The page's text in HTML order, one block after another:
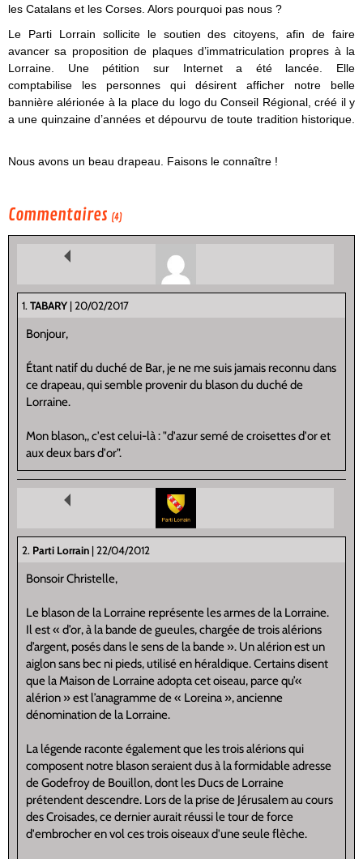
les Catalans et les Corses. Alors pourquoi pas nous ?
Le Parti Lorrain sollicite le soutien des citoyens, afin de faire
avancer sa proposition de plaques d’immatriculation propres à la
Lorraine. Une pétition sur Internet a été lancée. Elle
comptabilise les personnes qui désirent afficher notre belle
bannière alérionée à la place du logo du Conseil Régional, créé il y
a une quinzaine d’années et dépourvu de toute tradition historique.
Nous avons un beau drapeau. Faisons le connaître !
Commentaires (4)
1.TABARY | 20/02/2017
Bonjour,
Étant natif du duché de Bar, je ne me suis jamais reconnu dans
ce drapeau, qui semble provenir du blason du duché de
Lorraine.
Mon blason,, c'est celui-là : "d'azur semé de croisettes d'or et
aux deux bars d'or".
2. Parti Lorrain | 22/04/2012
Bonsoir Christelle,
Le blason de la Lorraine représente les armes de la Lorraine.
Il est « d’or, à la bande de gueules, chargée de trois alérions
d’argent, posés dans le sens de la bande ». Un alérion est un
aiglon sans bec ni pieds, utilisé en héraldique. Certains disent
que la Maison de Lorraine adopta cet oiseau, parce qu’«
alérion » est l’anagramme de « Loreina », ancienne
dénomination de la Lorraine.
La légende raconte également que les trois alérions qui
composent notre blason seraient dus à la formidable adresse
de Godefroy de Bouillon, dont les Ducs de Lorraine
prétendent descendre. Lors de la prise de Jérusalem au cours
des Croisades, ce dernier aurait réussi le tour de force
d'embrocher en vol ces trois oiseaux d'une seule flèche.